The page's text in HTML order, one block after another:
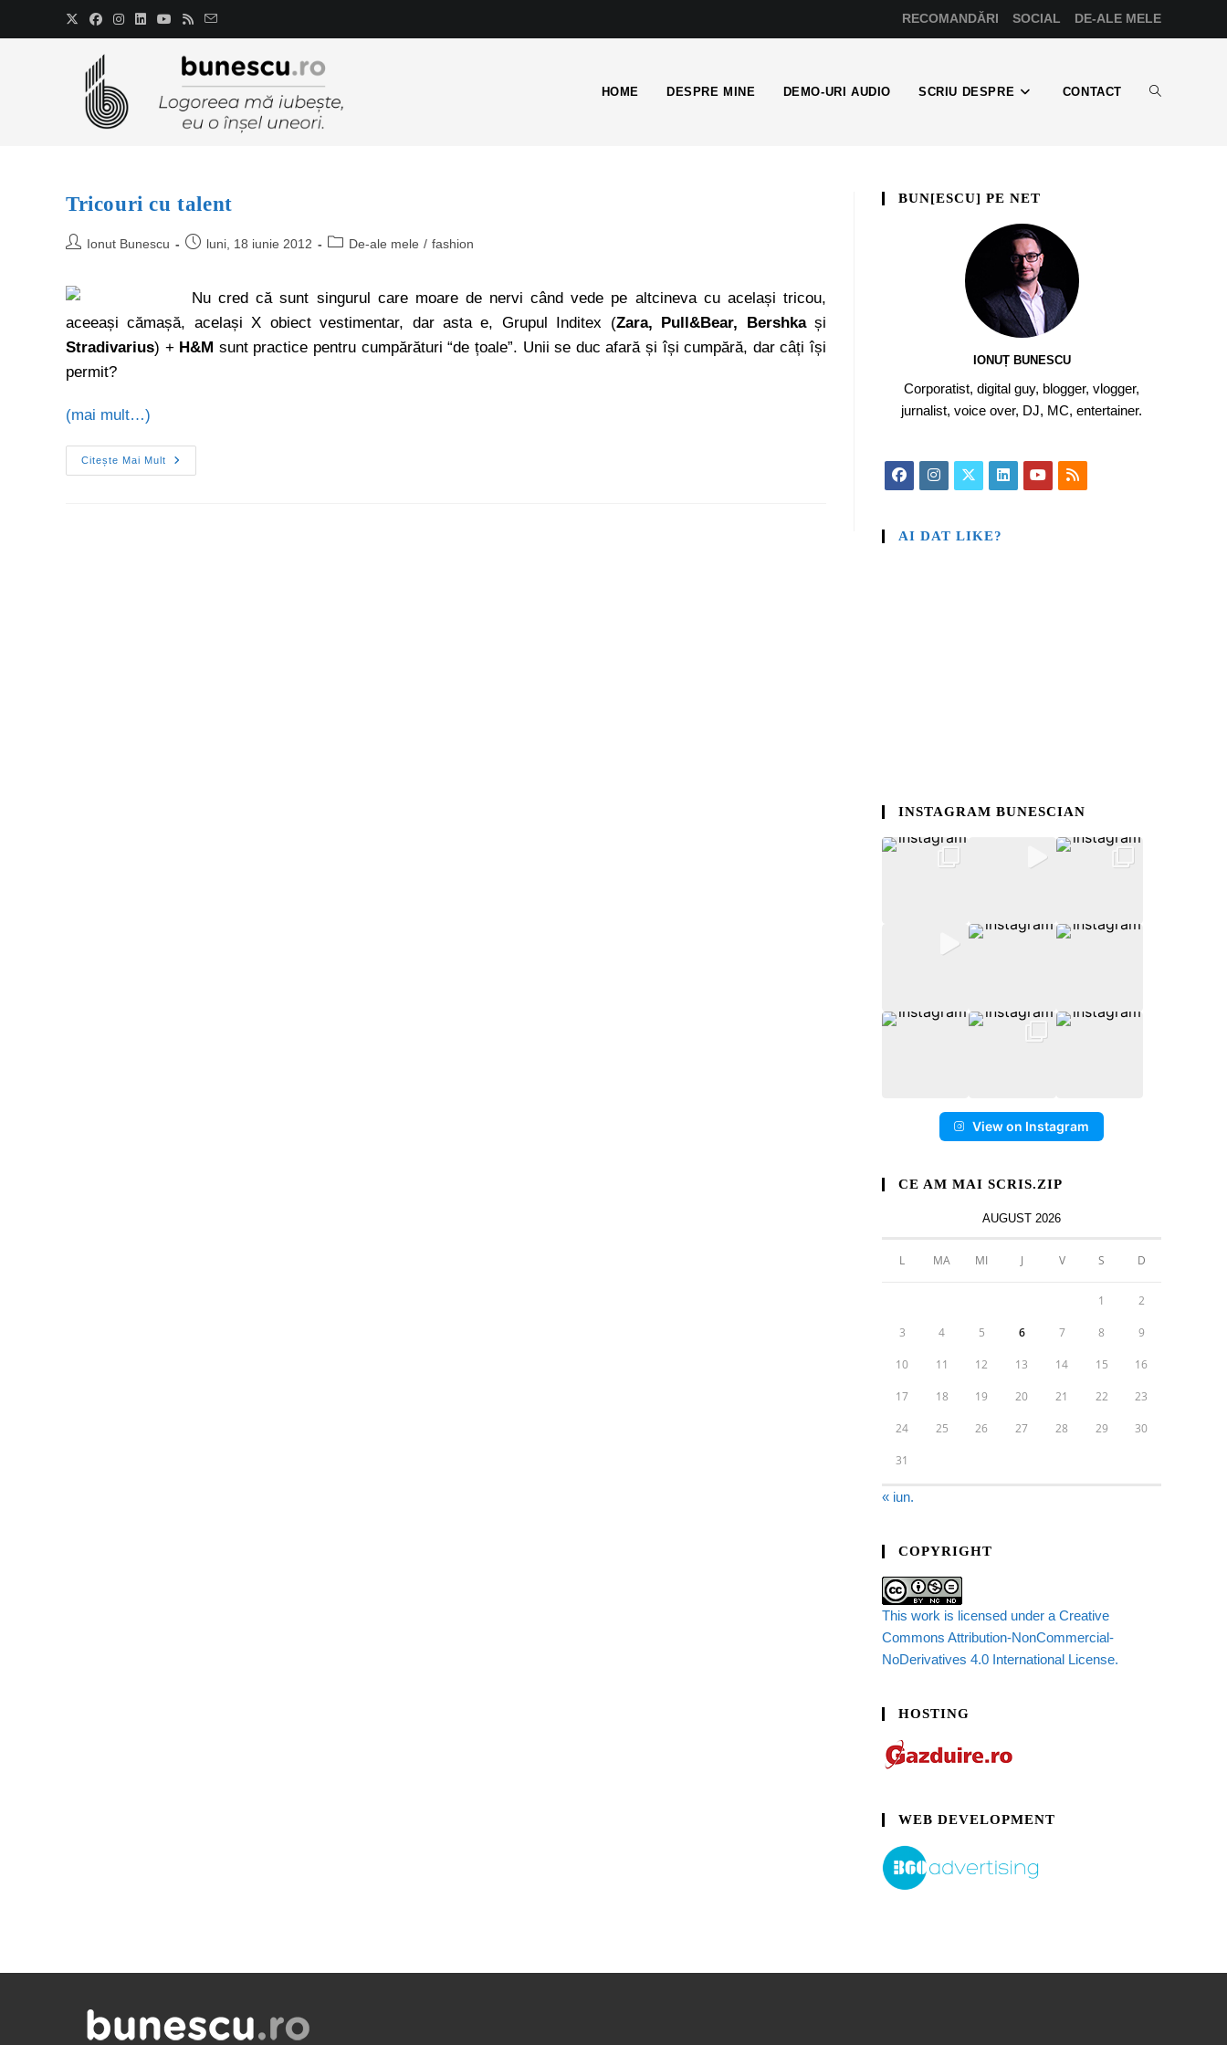
RECOMANDĂRI SOCIAL DE-ALE MELE
HOME DESPRE MINE DEMO-URI AUDIO SCRIU DESPRE CONTACT
Tricouri cu talent
Ionut Bunescu luni, 18 iunie 2012 De-ale mele / fashion
Nu cred că sunt singurul care moare de nervi când vede pe altcineva cu același tricou,
aceeași cămașă, același X obiect vestimentar, dar asta e, Grupul Inditex (Zara, Pull&Bear, Bershkași
Stradivarius) + H&M sunt practice pentru cumpărături “de țoale”. Unii se duc afară și își cumpără, dar câți își
permit?
(mai mult…)
Citește Mai Mult
BUN[ESCU] PE NET
IONUȚ BUNESCU
Corporatist, digital guy, blogger, vlogger,
jurnalist, voice over, DJ, MC, entertainer.
AI DAT LIKE?
INSTAGRAM BUNESCIAN
View on Instagram
CE AM MAI SCRIS.ZIP
AUGUST 2026
L MA MI J V S D
1 2
3 4 5 6 7 8 9
10 11 12 13 14 15 16
17 18 19 20 21 22 23
24 25 26 27 28 29 30
31
« iun.
COPYRIGHT
This work is licensed under a Creative
Commons Attribution-NonCommercial-
NoDerivatives 4.0 International License.
HOSTING
WEB DEVELOPMENT